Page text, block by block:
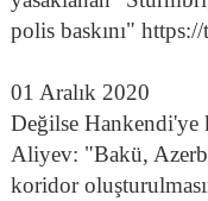
polis baskını"
01 Aralık 2020
Değilse Hankendi'ye
Aliyev: "Bakü,
koridor